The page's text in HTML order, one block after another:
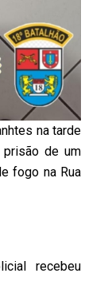
na tarde
de um
fogo na Rua
recebeu